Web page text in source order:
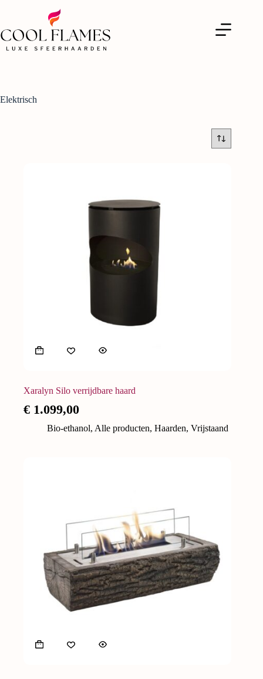
Elektrisch
Xaralyn Silo verrijdbare haard
€ 1.099,00
Bio-ethanol, Alle producten, Haarden, Vrijstaand